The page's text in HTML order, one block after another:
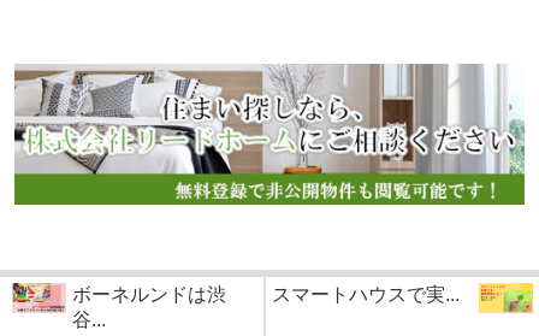
ボーネルンドは渋
谷...
スマートハウスで実...